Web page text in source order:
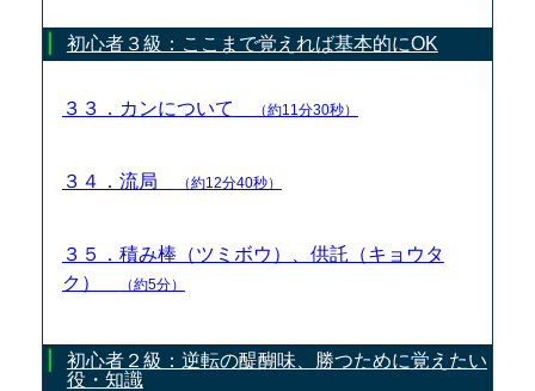
初心者３級：ここまで覚えれば基本的にOK
３３．カンについて （約11分30秒）
３４．流局 （約12分40秒）
３５．積み棒（ツミボウ）、供託（キョウタ
ク）
（約5分）
初心者２級：逆転の醍醐味、勝つために覚えたい
役・知識